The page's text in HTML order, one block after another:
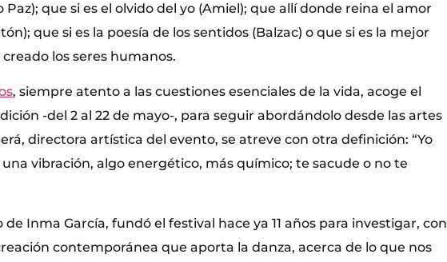
Paz); que si es el olvido del yo (Amiel); que allí donde reina el amor
que si es la poesía de los sentidos (Balzac) o que si es la mejor
los seres humanos.
, siempre atento a las cuestiones esenciales de la vida, acoge el
-del 2 al 22 de mayo-, para seguir abordándolo desde las artes
directora artística del evento, se atreve con otra definición: “Yo
vibración, algo energético, más químico; te sacude o no te
Inma García, fundó el festival hace ya 11 años para investigar, con
contemporánea que aporta la danza, acerca de lo que nos